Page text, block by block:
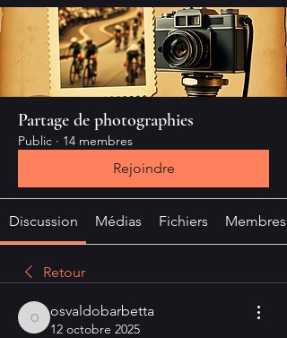
Partage de photographies
Public · 14 membres
Rejoindre
Discussion Médias Fichiers Membres
Retour
osvaldobarbetta
osvaldobarbetta
12 octobre 2025